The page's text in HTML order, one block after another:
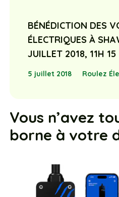
BÉNÉDICTION DES
ÉLECTRIQUES À
JUILLET 2018, 11H 15
5 juillet 2018 Roulez
Vous n’avez
borne à votre